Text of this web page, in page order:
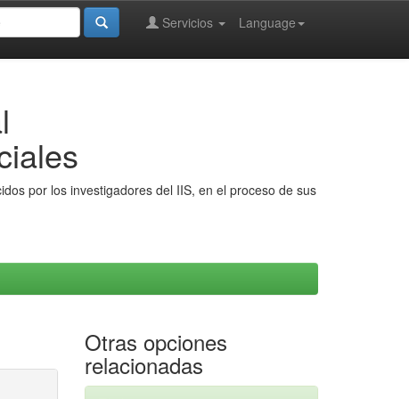
Language
Servicios
por los investigadores del IIS, en el proceso de sus
Otras opciones
relacionadas